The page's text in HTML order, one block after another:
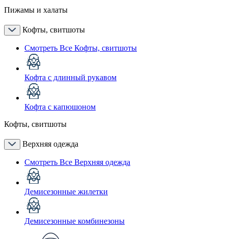
Пижамы и халаты
Кофты, свитшоты
Смотреть Все Кофты, свитшоты
Кофта с длинный рукавом
Кофта с капюшоном
Кофты, свитшоты
Верхняя одежда
Смотреть Все Верхняя одежда
Демисезонные жилетки
Демисезонные комбинезоны